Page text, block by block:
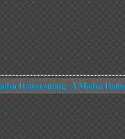
Homecoming / A Madea